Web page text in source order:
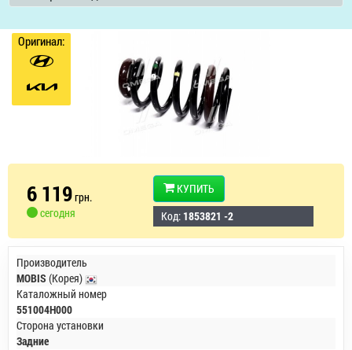
Оригинал:
6 119грн.
сегодня
КУПИТЬ
Код: 1853821 -2
Производитель
MOBIS (Корея)
Каталожный номер
551004H000
Сторона установки
Задние